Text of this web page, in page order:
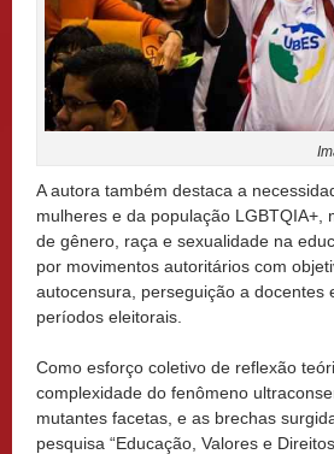
A autora também destaca a
mulheres e da população
de gênero, raça e sexualidade na
por movimentos autoritários com
autocensura, perseguição a
períodos eleitorais.
Como esforço coletivo de reflexão
complexidade do fenômeno
mutantes facetas, e as brechas
pesquisa “Educação, Valores e